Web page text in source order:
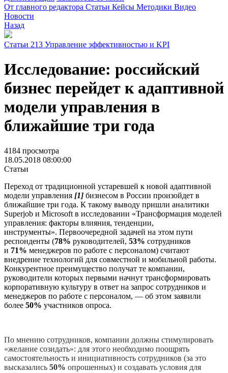
От главного редактора Статьи Кейсы Методики Видео
Новости
Назад
Статьи 213 Управление эффективностью и KPI
Исследование: российский
бизнес перейдет к адаптивной
модели управления в
ближайшие три года
4184 просмотра
18.05.2018 08:00:00
Статьи
Переход от традиционной устаревшей к новой адаптивной
модели управления [1] бизнесом в России произойдет в
ближайшие три года. К такому выводу пришли аналитики
Superjob и Microsoft в исследовании «Трансформация моделей
управления: факторы влияния, тенденции,
инструменты». Первоочередной задачей на этом пути
респонденты (78% руководителей, 53% сотрудников
и 71% менеджеров по работе с персоналом) считают
внедрение технологий для совместной и мобильной работы.
Конкурентное преимущество получат те компании,
руководители которых первыми начнут трансформировать
корпоративную культуру в ответ на запрос сотрудников и
менеджеров по работе с персоналом, — об этом заявили
более 50% участников опроса.
По мнению сотрудников, компании должны стимулировать
«желание созидать»: для этого необходимо поощрять
самостоятельность и инициативность сотрудников (за это
высказались 50% опрошенных) и создавать условия для